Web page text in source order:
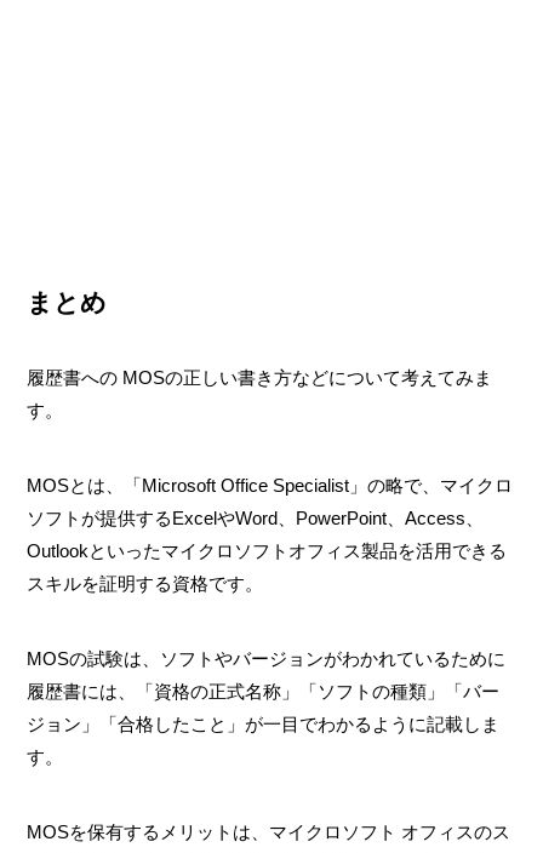
まとめ
履歴書への MOSの正しい書き方などについて考えてみま
す。
MOSとは、「Microsoft Office Specialist」の略で、マイクロ
ソフトが提供するExcelやWord、PowerPoint、Access、
Outlookといったマイクロソフトオフィス製品を活用できる
スキルを証明する資格です。
MOSの試験は、ソフトやバージョンがわかれているために
履歴書には、「資格の正式名称」「ソフトの種類」「バー
ジョン」「合格したこと」が一目でわかるように記載しま
す。
MOSを保有するメリットは、マイクロソフト オフィスのス